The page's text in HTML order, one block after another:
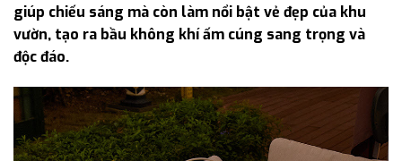
giúp chiếu sáng mà còn làm nổi bật vẻ đẹp của khu
vườn, tạo ra bầu không khí ấm cúng sang trọng và
độc đáo.